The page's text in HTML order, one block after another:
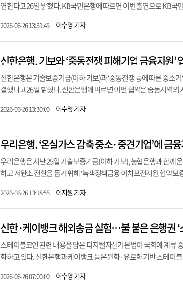
연한다고 26일 밝혔다. KB국민은행에 따르면 이번 출연으로 KB국
2026-06-26 13:31:45 이수영 기자
신한은행, 기보와 ‘중동전쟁 피해기업 금융지원’
신한은행은 기술보증기금(이하 기보)과 ‘중동전쟁 등에 따른 중소
결했다고 26일 밝혔다. 신한은행에 따르면 이번 협약은 중동지역의
2026-06-26 13:30:00 이수영 기자
우리은행, ‘온실가스 감축 중소·중견기업’에 금
우리은행은 지난 25일 기술보증기금(이하 기보), 농협은행과 함께
하고 저탄소 전환을 돕기 위해 ‘녹색정책금융 이차보전지원 협약보
2026-06-26 13:18:55 이지원 기자
신한·케이뱅크 해외송금 실험…불 붙은 은행권 ‘
스테이블코인 관련 내용을 담은 디지털자산기본법이 국회에 계류
화하고 있다. 신한은행과 케이뱅크 등은 원화·유로화 기반 스테이
2026-06-26 07:00:00 이수영 기자